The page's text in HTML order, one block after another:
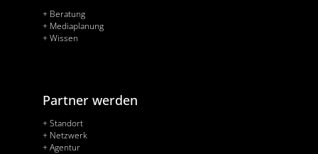
+ Beratung
+ Mediaplanung
+ Wissen
Partner werden
+ Standort
+ Netzwerk
+ Agentur